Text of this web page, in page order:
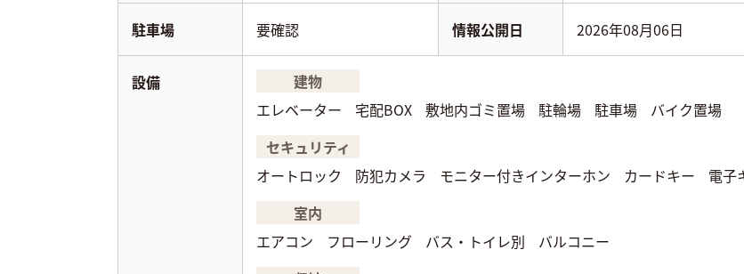
駐車場 要確認 情報公開日 2026年08月06日
設備
建物
エレベーター
宅配BOX 敷地内ゴミ置場 駐輪場 駐車場
バイク置場
セキュリティ
オートロック
防犯カメラ モニター付きインターホン カードキー
電子
室内
エアコン
フローリング バス・トイレ別
バルコニー